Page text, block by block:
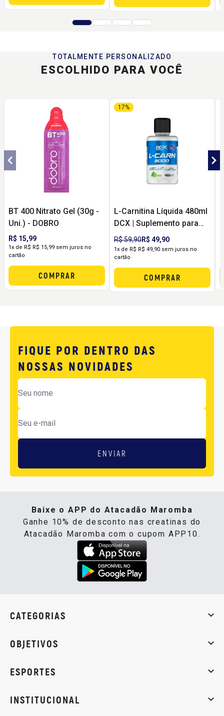
TOTALMENTE PERSONALIZADO
ESCOLHIDO PARA VOCÊ
BT 400 Nitrato Gel (30g -
Uni.) - DOBRO
R$ 15,99
1x de R$ R$ 15,99 sem juros no
cartão
COMPRAR
L-Carnitina Líquida 480ml
DCX | Suplemento para
Energia, Treino e
Metabolismo
R$ 59,90R$ 49,90
17%
1x de R$ R$ 49,90 sem juros no
cartão
COMPRAR
FIQUE POR DENTRO DAS
NOSSAS NOVIDADES
ENVIAR
Baixe o APP do Atacadão Maromba
Ganhe 10% de desconto nas creatinas do
Atacadão Maromba com o cupom APP10.
CATEGORIAS
OBJETIVOS
ESPORTES
INSTITUCIONAL